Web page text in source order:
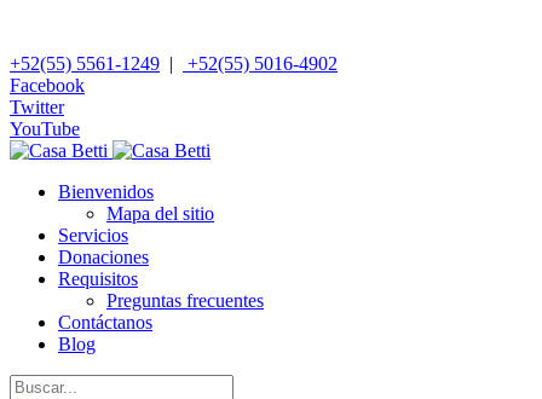
+52(55) 5561-1249 |
+52(55) 5016-4902
Facebook
Twitter
YouTube
Bienvenidos
Mapa del sitio
Servicios
Donaciones
Requisitos
Preguntas frecuentes
Contáctanos
Blog